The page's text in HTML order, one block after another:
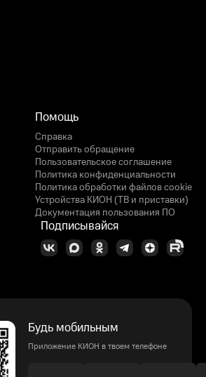
Помощь
Справка
Отправить обращение
Пользовательское соглашение
Политика конфиденциальности
Политика обработки файлов cookie
Устройства КИОН (ТВ и приставки)
Документация пользования ПО
Подписывайся
Будь мобильным
Приложение КИОН в твоем телефоне